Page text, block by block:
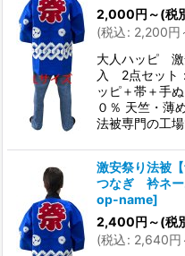
2,000円 ～(税
(税込: 2,200円
大人ハッピ
入 2点セット
ッピ＋帯＋手
０％ 天竺・
法被専門の工
激安祭り法被
つなぎ 衿ネー
op-name]
2,400円 ～(税
(税込: 2,640円